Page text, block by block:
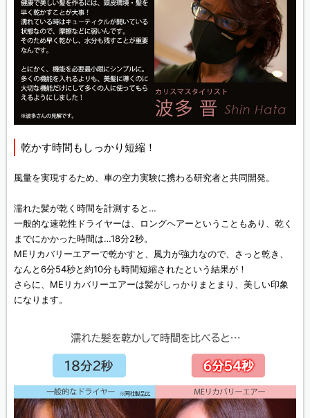
乾かす時間もしっかり短縮！
風量を実現するため、車の空力実験に携わる研究者と共同開発。
濡れた髪が乾く時間を計測すると…
一般的な速乾性ドライヤーは、ロングヘアーということもあり、乾く
までにかかった時間は…18分2秒。
MEリカバリーエアーで乾かすと、風力が強力なので、さっと乾き、
なんと6分54秒と約10分も時間短縮されたという結果が！
さらに、MEリカバリーエアーは髪がしっかりまとまり、美しい印象
になります。